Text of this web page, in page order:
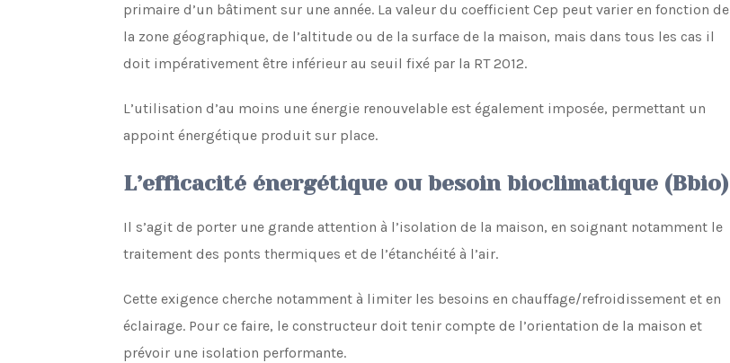
primaire d’un bâtiment sur une année. La valeur du coefficient Cep peut varier en fonction de
la zone géographique, de l’altitude ou de la surface de la maison, mais dans tous les cas il
doit impérativement être inférieur au seuil fixé par la RT 2012.
L’utilisation d’au moins une énergie renouvelable est également imposée, permettant un
appoint énergétique produit sur place.
L’efficacité énergétique ou besoin bioclimatique (Bbio)
Il s’agit de porter une grande attention à l’isolation de la maison, en soignant notamment le
traitement des ponts thermiques et de l’étanchéité à l’air.
Cette exigence cherche notamment à limiter les besoins en chauffage/refroidissement et en
éclairage. Pour ce faire, le constructeur doit tenir compte de l’orientation de la maison et
prévoir une isolation performante.